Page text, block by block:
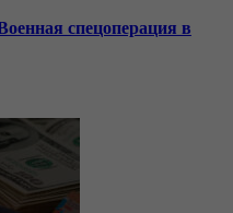
спецоперация в